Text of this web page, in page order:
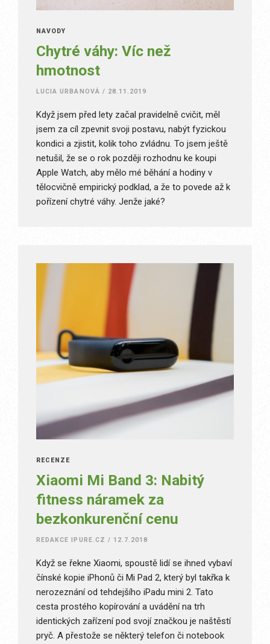
NÁVODY
Chytré váhy: Víc než
hmotnost
LUCIA URBANOVÁ / 28.11.2019
Když jsem před lety začal pravidelně cvičit, měl
jsem za cíl zpevnit svoji postavu, nabýt fyzickou
kondici a zjistit, kolik toho zvládnu. To jsem ještě
netušil, že se o rok později rozhodnu ke koupi
Apple Watch, aby mělo mé běhání a hodiny v
tělocvičně empirický podklad, a že to povede až k
pořízení chytré váhy. Jenže jaké?
RECENZE
Xiaomi Mi Band 3: Nabitý
fitness náramek za
bezkonkurenční cenu
REDAKCE IPURE.CZ / 12.7.2018
Když se řekne Xiaomi, spoustě lidí se ihned vybaví
čínské kopie iPhonů či Mi Pad 2, který byl takřka k
nerozeznání od tehdejšího iPadu mini 2. Tato
cesta prostého kopírování a uvádění na trh
identických zařízení pod svojí značkou je naštěstí
pryč. A přestože se některý telefon či notebook